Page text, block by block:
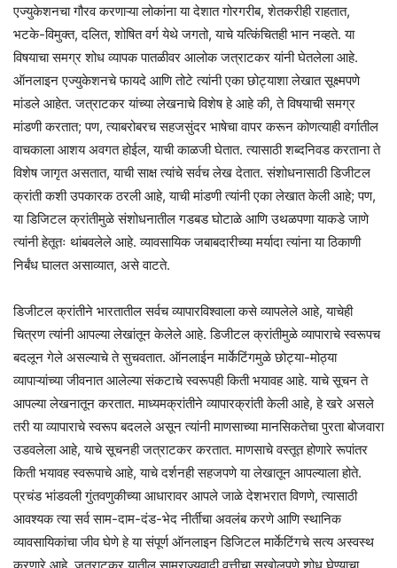
एज्युकेशनचा गौरव करणाऱ्या लोकांना या देशात गोरगरीब, शेतकरीही राहतात,
भटके-विमुक्त, दलित, शोषित वर्ग येथे जगतो, याचे यत्किंचितही भान नव्हते. या
विषयाचा समग्र शोध व्यापक पातळीवर आलोक जत्राटकर यांनी घेतलेला आहे.
ऑनलाइन एज्युकेशनचे फायदे आणि तोटे त्यांनी एका छोट्याशा लेखात सूक्ष्मपणे
मांडले आहेत. जत्राटकर यांच्या लेखनाचे विशेष हे आहे की, ते विषयाची समग्र
मांडणी करतात; पण, त्याबरोबरच सहजसुंदर भाषेचा वापर करून कोणत्याही वर्गातील
वाचकाला आशय अवगत होईल, याची काळजी घेतात. त्यासाठी शब्दनिवड करताना ते
विशेष जागृत असतात, याची साक्ष त्यांचे सर्वच लेख देतात. संशोधनासाठी डिजीटल
क्रांती कशी उपकारक ठरली आहे, याची मांडणी त्यांनी एका लेखात केली आहे; पण,
या डिजिटल क्रांतीमुळे संशोधनातील गडबड घोटाळे आणि उथळपणा याकडे जाणे
त्यांनी हेतूतः थांबवलेले आहे. व्यावसायिक जबाबदारीच्या मर्यादा त्यांना या ठिकाणी
निर्बंध घालत असाव्यात, असे वाटते.
डिजीटल क्रांतीने भारतातील सर्वच व्यापारविश्वाला कसे व्यापलेले आहे, याचेही
चित्रण त्यांनी आपल्या लेखांतून केलेले आहे. डिजीटल क्रांतीमुळे व्यापाराचे स्वरूपच
बदलून गेले असल्याचे ते सुचवतात. ऑनलाईन मार्केटिंगमुळे छोट्या-मोठ्या
व्यापाऱ्यांच्या जीवनात आलेल्या संकटाचे स्वरूपही किती भयावह आहे. याचे सूचन ते
आपल्या लेखनातून करतात. माध्यमक्रांतीने व्यापारक्रांती केली आहे, हे खरे असले
तरी या व्यापाराचे स्वरूप बदलले असून त्यांनी माणसाच्या मानसिकतेचा पुरता बोजवारा
उडवलेला आहे, याचे सूचनही जत्राटकर करतात. माणसाचे वस्तूत होणारे रूपांतर
किती भयावह स्वरूपाचे आहे, याचे दर्शनही सहजपणे या लेखातून आपल्याला होते.
प्रचंड भांडवली गुंतवणुकीच्या आधारावर आपले जाळे देशभरात विणणे, त्यासाठी
आवश्यक त्या सर्व साम-दाम-दंड-भेद नीर्तीचा अवलंब करणे आणि स्थानिक
व्यावसायिकांचा जीव घेणे हे या संपूर्ण ऑनलाइन डिजिटल मार्केटिंगचे सत्य अस्वस्थ